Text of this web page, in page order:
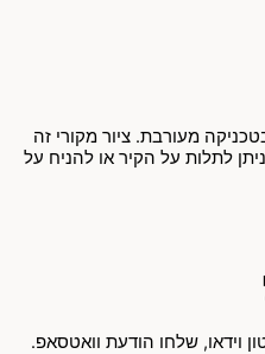
מעורבת. ציור מקורי זה
לתלות על הקיר או להניח על
וידאו, שלחו הודעת וואטסאפ.